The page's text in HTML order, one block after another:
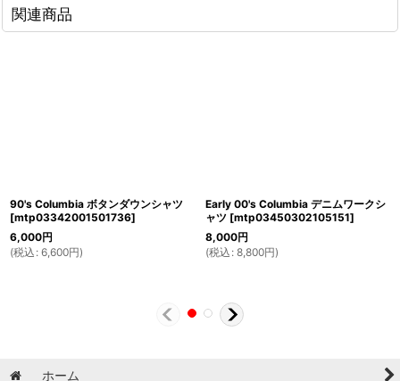
関連商品
90's Columbia ボタンダウンシャツ
[mtp03342001501736]
6,000円
(税込 : 6,600円)
Early 00's Columbia デニムワークシ
ャツ [mtp03450302105151]
8,000円
(税込 : 8,800円)
ホーム